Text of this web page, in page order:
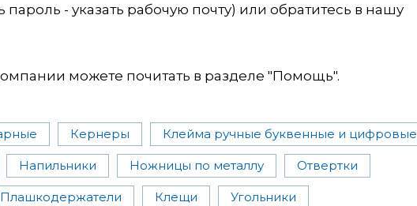
пароль - указать рабочую почту) или обратитесь в нашу
можете почитать в разделе "Помощь".
Кернеры Клейма ручные буквенные и цифровые
Напильники Ножницы по металлу Отвертки
Плашкодержатели Клещи Угольники